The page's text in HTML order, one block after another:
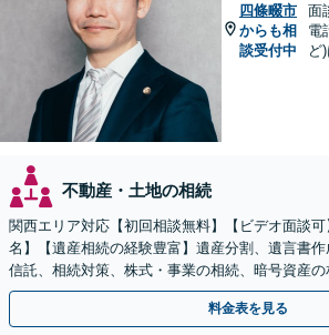
四條畷市
からも相
談受付中
面
電
ど
不動産・土地の相続
関西エリア対応【初回相談無料】【ビデオ面談
名】【遺産相続の経験豊富】遺産分割、遺言書
信託、相続対策、株式・事業の相続、暗号資産
対応実績。【バリアフリー】【完全個室対応】
料金表を見る